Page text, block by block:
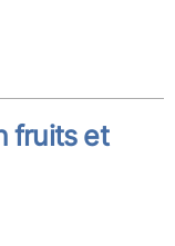
fruits et